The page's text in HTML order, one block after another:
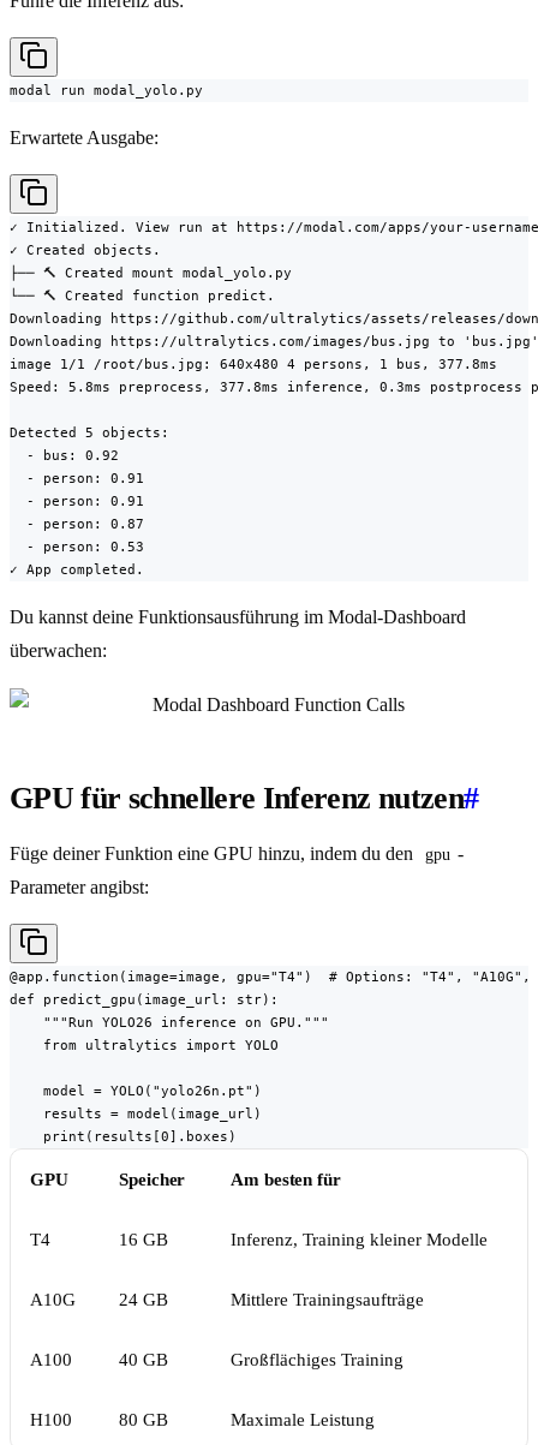
modal run modal_yolo.py
Erwartete Ausgabe:
✓ Initialized. View run at https://modal.com/apps/your-
✓ Created objects.
├── 🔨 Created mount modal_yolo.py
└── 🔨 Created function predict.
Downloading https://github.com/ultralytics/assets/releases/
Downloading https://ultralytics.com/images/bus.jpg to
image 1/1 /root/bus.jpg: 640x480 4 persons, 1 bus, 377.8ms
Speed: 5.8ms preprocess, 377.8ms inference, 0.3ms
Detected 5 objects:
  - bus: 0.92
  - person: 0.91
  - person: 0.91
  - person: 0.87
  - person: 0.53
✓ App completed.
Du kannst deine Funktionsausführung im Modal-Dashboard
überwachen:
GPU für schnellere Inferenz nutzen#
Füge deiner Funktion eine GPU hinzu, indem du den gpu -
Parameter angibst:
@app.function(image=image, gpu="T4")  # Options: "T4", "A10G",
def predict_gpu(image_url: str):
    """Run YOLO26 inference on GPU."""
    from ultralytics import YOLO
    model = YOLO("yolo26n.pt")
    results = model(image_url)
    print(results[0].boxes)
GPU Speicher Am besten für
T4 16 GB Inferenz, Training kleiner Modelle
A10G 24 GB Mittlere Trainingsaufträge
A100 40 GB Großflächiges Training
H100 80 GB Maximale Leistung